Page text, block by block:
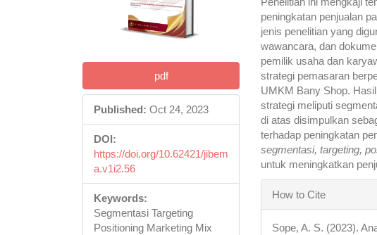
pdf
Published: Oct 24, 2023
DOI:
https://doi.org/10.62421/jibem
a.v1i2.56
Keywords:
Segmentasi Targeting
Positioning Marketing Mix
peningkatan penjualan
jenis penelitian yang
wawancara, dan
pemilik usaha dan
strategi pemasaran
UMKM Bany Shop.
strategi meliputi
di atas disimpulkan
terhadap peningkatan
segmentasi, targeting,
untuk meningkatkan
Article
Details
How to Cite
Sope, A. S. (2023).